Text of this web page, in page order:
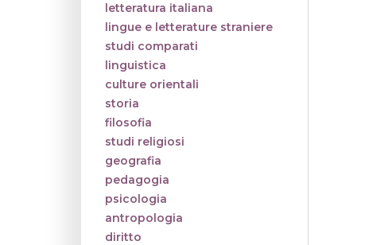
letteratura italiana
lingue e letterature straniere
studi comparati
linguistica
culture orientali
storia
filosofia
studi religiosi
geografia
pedagogia
psicologia
antropologia
diritto